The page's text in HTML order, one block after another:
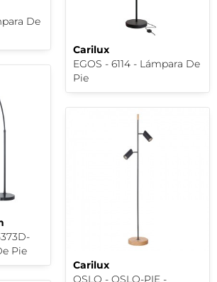
De
Carilux
EGOS - 6114 - Lámpara De
Pie
Pie
Carilux